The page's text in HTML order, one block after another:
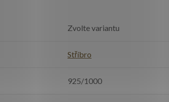
Zvolte variantu
Stříbro
925/1000